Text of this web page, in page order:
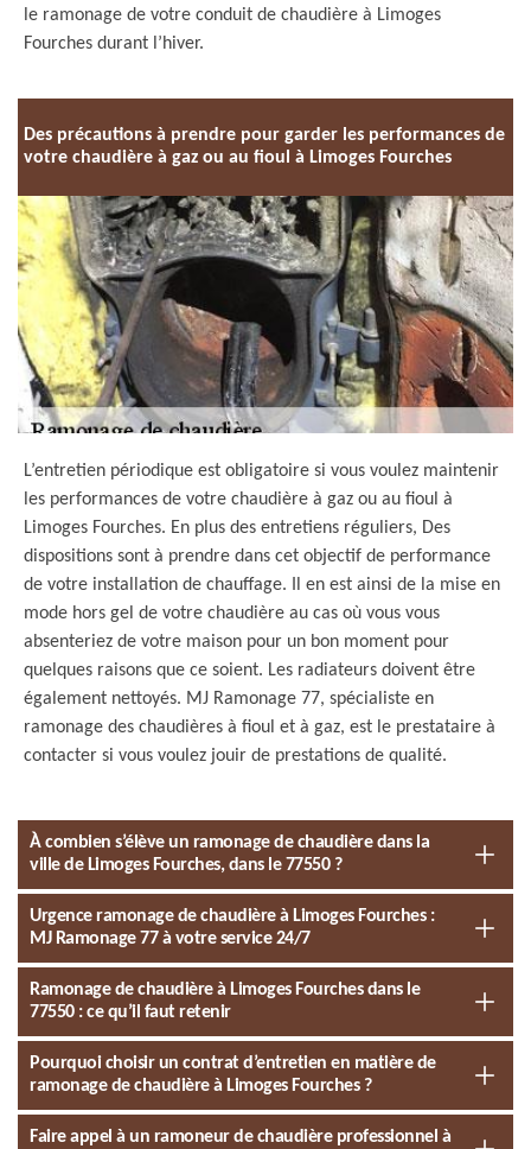
le ramonage de votre conduit de chaudière à Limoges
Fourches durant l’hiver.
Des précautions à prendre pour garder les performances de
votre chaudière à gaz ou au fioul à Limoges Fourches
L’entretien périodique est obligatoire si vous voulez maintenir
les performances de votre chaudière à gaz ou au fioul à
Limoges Fourches. En plus des entretiens réguliers, Des
dispositions sont à prendre dans cet objectif de performance
de votre installation de chauffage. Il en est ainsi de la mise en
mode hors gel de votre chaudière au cas où vous vous
absenteriez de votre maison pour un bon moment pour
quelques raisons que ce soient. Les radiateurs doivent être
également nettoyés. MJ Ramonage 77, spécialiste en
ramonage des chaudières à fioul et à gaz, est le prestataire à
contacter si vous voulez jouir de prestations de qualité.
À combien s’élève un ramonage de chaudière dans la
ville de Limoges Fourches, dans le 77550 ?
Urgence ramonage de chaudière à Limoges Fourches :
MJ Ramonage 77 à votre service 24/7
Ramonage de chaudière à Limoges Fourches dans le
77550 : ce qu’il faut retenir
Pourquoi choisir un contrat d’entretien en matière de
ramonage de chaudière à Limoges Fourches ?
Faire appel à un ramoneur de chaudière professionnel à